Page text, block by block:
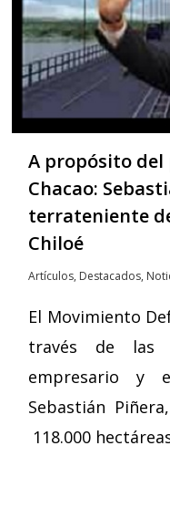
A propósito
Chacao:
terrateniente
Chiloé
Artículos, Destacados,
El Movimiento
través de las
empresario y
Sebastián
118.000